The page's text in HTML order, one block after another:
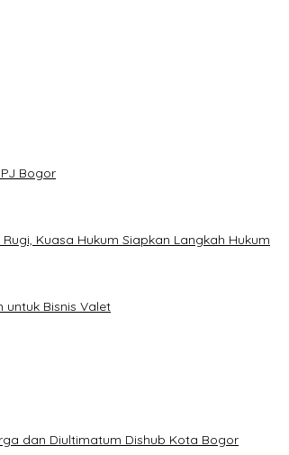
Bogor
Kuasa Hukum Siapkan Langkah Hukum
untuk Bisnis Valet
dan Diultimatum Dishub Kota Bogor